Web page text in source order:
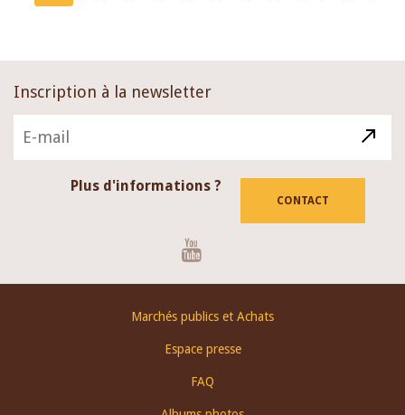
page
Inscription à la newsletter
Plus d'informations ?
CONTACT
Marchés publics et Achats
Espace presse
FAQ